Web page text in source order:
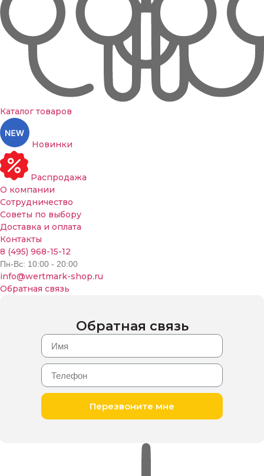
Каталог товаров
Новинки
Распродажа
О компании
Сотрудничество
Советы по выбору
Доставка и оплата
Контакты
8 (495) 968-15-12
Пн-Вс: 10:00 - 20:00
info@wertmark-shop.ru
Обратная связь
Обратная связь
Перезвоните мне